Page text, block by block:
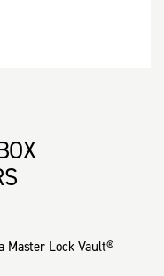
Master Lock Vault®